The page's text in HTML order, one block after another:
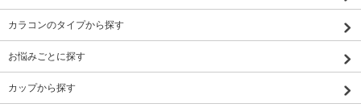
カラコンのタイプから探す
お悩みごとに探す
カップから探す